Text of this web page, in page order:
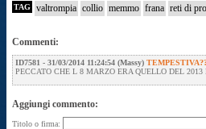
TAG valtrompia collio memmo frana reti di
Commenti:
ID7581 - 31/03/2014 11:24:54 (Massy)
PECCATO CHE L 8 MARZO ERA QUELLO DEL
Aggiungi commento:
Titolo o firma: